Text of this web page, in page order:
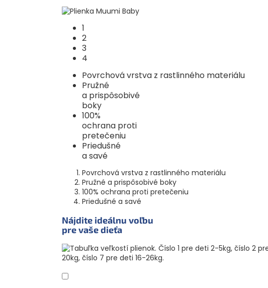
1
2
3
4
Povrchová vrstva z rastlinného materiálu
Pružné
a prispôsobivé
boky
100%
ochrana proti
pretečeniu
Priedušné
a savé
Povrchová vrstva z rastlinného materiálu
Pružné a prispôsobivé boky
100% ochrana proti pretečeniu
Priedušné a savé
Nájdite ideálnu voľbu
pre vaše dieťa